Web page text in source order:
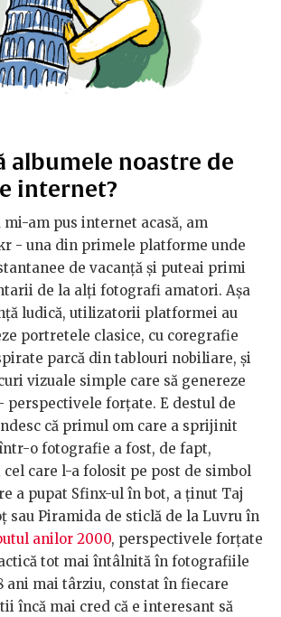
albumele noastre de
internet?
mi-am pus internet acasă, am
- una din primele platforme unde
de vacanță și puteai primi
de la alți fotografi amatori. Așa
ludică, utilizatorii platformei au
portretele clasice, cu coregrafie
parcă din tablouri nobiliare, și
vizuale simple care să genereze
perspectivele forțate. E destul de
că primul om care a sprijinit
o fotografie a fost, de fapt,
cel care l-a folosit pe post de simbol
a pupat Sfinx-ul în bot, a ținut Taj
sau Piramida de sticlă de la Luvru în
anilor 2000, perspectivele forțate
tot mai întâlnită în fotografiile
ani mai târziu, constat în fiecare
încă mai cred că e interesant să